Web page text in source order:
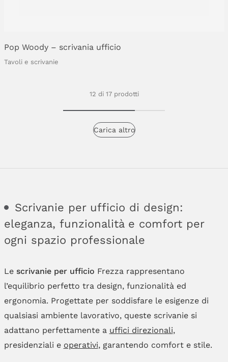
Pop Woody – scrivania ufficio
Tavoli e scrivanie
12 di 17 prodotti
Carica altro
Scrivanie per ufficio di design:
eleganza, funzionalità e comfort per
ogni spazio professionale
Le scrivanie per ufficio Frezza rappresentano
l’equilibrio perfetto tra design, funzionalità ed
ergonomia. Progettate per soddisfare le esigenze di
qualsiasi ambiente lavorativo, queste scrivanie si
adattano perfettamente a uffici direzionali,
presidenziali e operativi, garantendo comfort e stile.